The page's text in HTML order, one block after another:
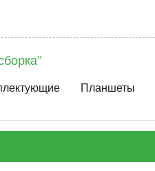
Планшеты